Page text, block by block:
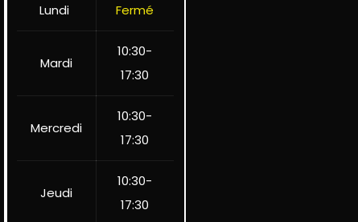
Lundi Fermé
Mardi
10:30-
17:30
Mercredi
10:30-
17:30
Jeudi
10:30-
17:30